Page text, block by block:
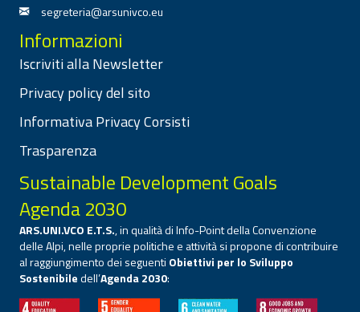
segreteria@arsunivco.eu
Informazioni
Iscriviti alla Newsletter
Privacy policy del sito
Informativa Privacy Corsisti
Trasparenza
Sustainable Development Goals
Agenda 2030
ARS.UNI.VCO E.T.S., in qualità di Info-Point della Convenzione
delle Alpi, nelle proprie politiche e attività si propone di contribuire
al raggiungimento dei seguenti Obiettivi per lo Sviluppo
Sostenibiledell’Agenda 2030: